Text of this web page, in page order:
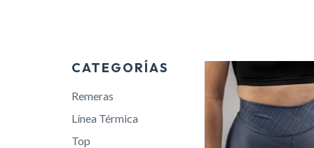
CATEGORÍAS
Remeras
Línea Térmica
Top